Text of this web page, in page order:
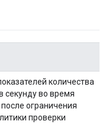
количества
секунду во время
ограничения
проверки